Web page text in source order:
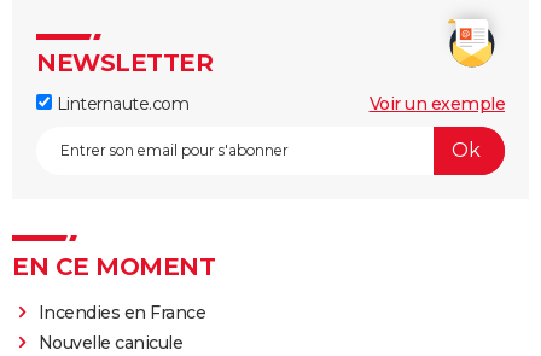
NEWSLETTER
Linternaute.com Voir un exemple
EN CE MOMENT
Incendies en France
Nouvelle canicule